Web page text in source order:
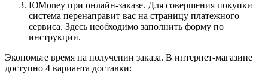
ЮMoney при онлайн-заказе. Для совершения покупки
система перенаправит вас на страницу платежного
сервиса. Здесь необходимо заполнить форму по
инструкции.
Экономьте время на получении заказа. В интернет-магазине
доступно 4 варианта доставки: